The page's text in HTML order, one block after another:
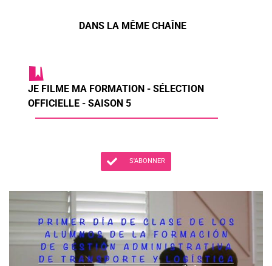
DANS LA MÊME CHAÎNE
JE FILME MA FORMATION - SÉLECTION
OFFICIELLE - SAISON 5
S'ABONNER